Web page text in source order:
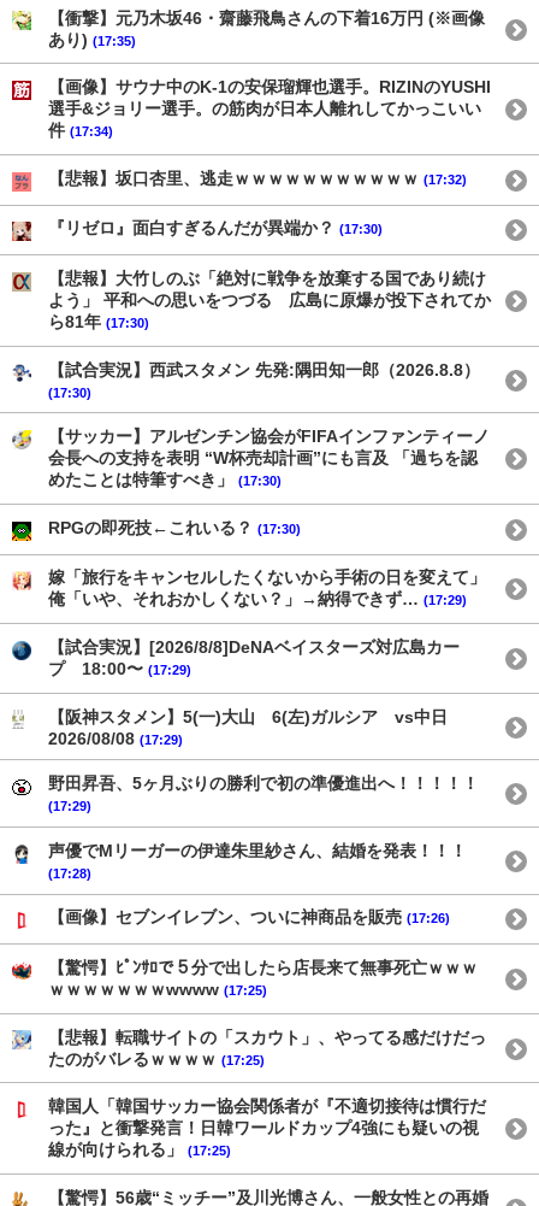
【衝撃】元乃木坂46・齋藤飛鳥さんの下着16万円 (※画像
あり) (17:35)
【画像】サウナ中のK‐1の安保瑠輝也選手。RIZINのYUSHI
選手&ジョリー選手。の筋肉が日本人離れしてかっこいい
件 (17:34)
【悲報】坂口杏里、逃走ｗｗｗｗｗｗｗｗｗｗｗ (17:32)
『リゼロ』面白すぎるんだが異端か？ (17:30)
【悲報】大竹しのぶ「絶対に戦争を放棄する国であり続け
よう」 平和への思いをつづる 広島に原爆が投下されてか
ら81年 (17:30)
【試合実況】西武スタメン 先発:隅田知一郎（2026.8.8）
(17:30)
【サッカー】アルゼンチン協会がFIFAインファンティーノ
会長への支持を表明 “W杯売却計画”にも言及 「過ちを認
めたことは特筆すべき」
(17:30)
RPGの即死技←これいる？ (17:30)
嫁「旅行をキャンセルしたくないから手術の日を変えて」
俺「いや、それおかしくない？」→納得できず… (17:29)
【試合実況】[2026/8/8]DeNAベイスターズ対広島カー
プ 18:00〜 (17:29)
【阪神スタメン】5(一)大山 6(左)ガルシア vs中日
2026/08/08 (17:29)
野田昇吾、5ヶ月ぶりの勝利で初の準優進出へ！！！！！
(17:29)
声優でMリーガーの伊達朱里紗さん、結婚を発表！！！
(17:28)
【画像】セブンイレブン、ついに神商品を販売 (17:26)
【驚愕】ﾋﾟﾝｻﾛで５分で出したら店長来て無事死亡ｗｗｗ
ｗｗｗｗｗｗｗwwww (17:25)
【悲報】転職サイトの「スカウト」、やってる感だけだっ
たのがバレるｗｗｗｗ (17:25)
韓国人「韓国サッカー協会関係者が『不適切接待は慣行だ
った』と衝撃発言！日韓ワールドカップ4強にも疑いの視
線が向けられる」
(17:25)
【驚愕】56歳“ミッチー”及川光博さん、一般女性との再婚